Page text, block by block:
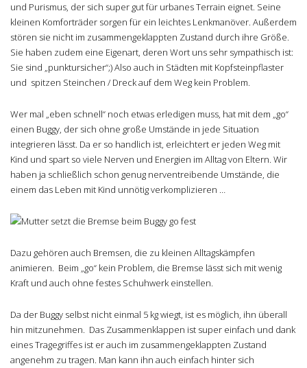
und Purismus, der sich super gut für urbanes Terrain eignet. Seine
kleinen Komforträder sorgen für ein leichtes Lenkmanöver. Außerdem
stören sie nicht im zusammengeklappten Zustand durch ihre Größe.
Sie haben zudem eine Eigenart, deren Wort uns sehr sympathisch ist:
Sie sind „punktursicher“;) Also auch in Städten mit Kopfsteinpflaster
und spitzen Steinchen / Dreck auf dem Weg kein Problem.
Wer mal „eben schnell“ noch etwas erledigen muss, hat mit dem „go“
einen Buggy, der sich ohne große Umstände in jede Situation
integrieren lässt. Da er so handlich ist, erleichtert er jeden Weg mit
Kind und spart so viele Nerven und Energien im Alltag von Eltern. Wir
haben ja schließlich schon genug nerventreibende Umstände, die
einem das Leben mit Kind unnötig verkomplizieren …
Dazu gehören auch Bremsen, die zu kleinen Alltagskämpfen
animieren. Beim „go“ kein Problem, die Bremse lässt sich mit wenig
Kraft und auch ohne festes Schuhwerk einstellen.
Da der Buggy selbst nicht einmal 5 kg wiegt, ist es möglich, ihn überall
hin mitzunehmen. Das Zusammenklappen ist super einfach und dank
eines Tragegriffes ist er auch im zusammengeklappten Zustand
angenehm zu tragen. Man kann ihn auch einfach hinter sich